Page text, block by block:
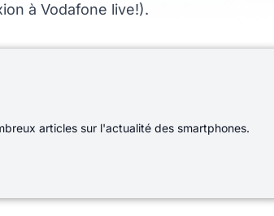
à Vodafone live!).
articles sur l'actualité des smartphones.